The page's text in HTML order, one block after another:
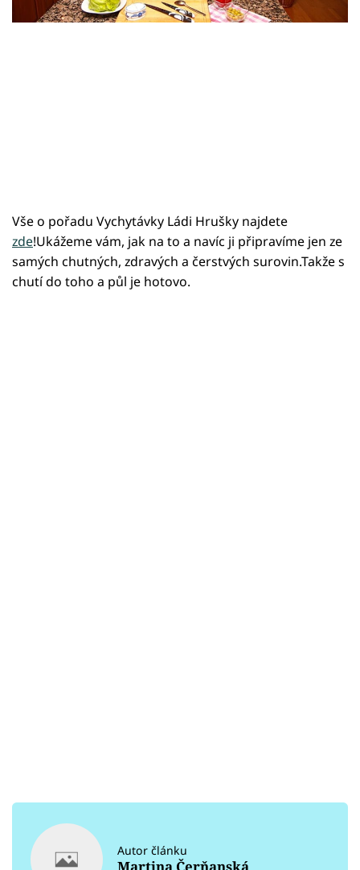
Vše o pořadu Vychytávky Ládi Hrušky najdete
zde!Ukážeme vám, jak na to a navíc ji připravíme jen ze
samých chutných, zdravých a čerstvých surovin.Takže s
chutí do toho a půl je hotovo.
Autor článku
Martina Čerňanská